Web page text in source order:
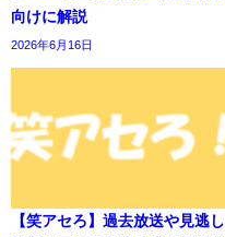
向けに解説
2026年6月16日
【笑アセろ】過去放送や見逃し